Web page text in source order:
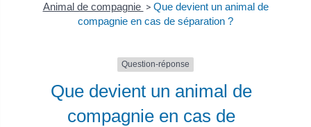
Animal de compagnie > Que devient un animal de
compagnie en cas de séparation ?
Question-réponse
Que devient un animal de
compagnie en cas de